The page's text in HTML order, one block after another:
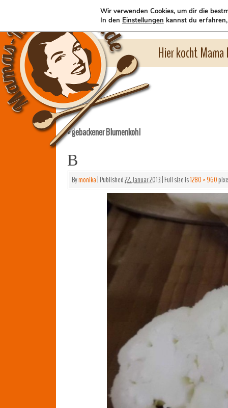
Hier kocht
«gebackener Blumenkohl
B
Bymonika|Published22. Januar 2013|Full size is1280 × 960
Wir verwenden Cookies, um dir die
In den Einstellungen kannst du